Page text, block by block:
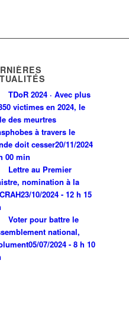
TDoR 2024 · Avec plus
victimes en 2024, le
des meurtres
à travers le
doit cesser20/11/2024
00 min
Lettre au Premier
nomination à la
23/10/2024 - 12 h 15
Voter pour battre le
national,
05/07/2024 - 8 h 10